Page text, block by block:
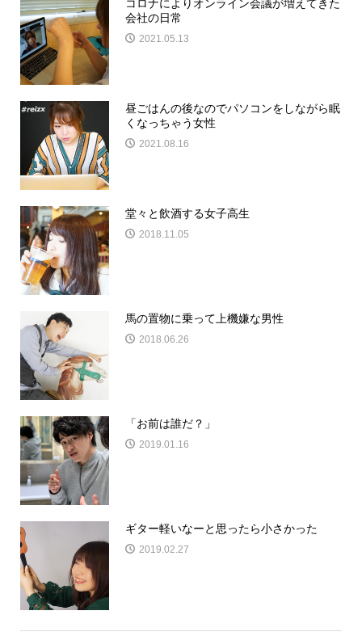
コロナによりオンライン会議が増えてきた
会社の日常
2021.05.13
昼ごはんの後なのでパソコンをしながら眠
くなっちゃう女性
2021.08.16
堂々と飲酒する女子高生
2018.11.05
馬の置物に乗って上機嫌な男性
2018.06.26
「お前は誰だ？」
2019.01.16
ギター軽いなーと思ったら小さかった
2019.02.27